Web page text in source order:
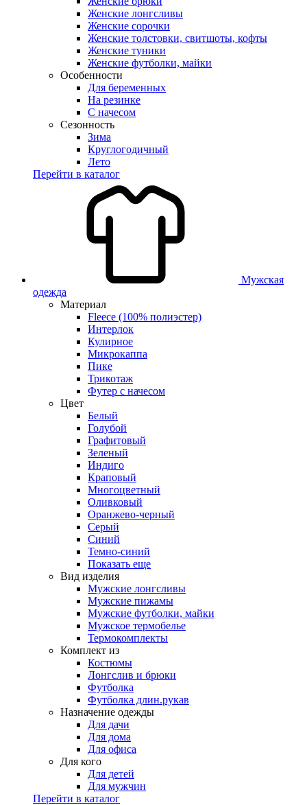
Женские лонгсливы
Женские сорочки
Женские толстовки, свитшоты, кофты
Женские туники
Женские футболки, майки
Особенности
Для беременных
На резинке
С начесом
Сезонность
Зима
Круглогодичный
Лето
Перейти в каталог
Мужская
одежда
Материал
Fleece (100% полиэстер)
Интерлок
Кулирное
Микрокаппа
Пике
Трикотаж
Футер с начесом
Цвет
Белый
Голубой
Графитовый
Зеленый
Индиго
Краповый
Многоцветный
Оливковый
Оранжево-черный
Серый
Синий
Темно-синий
Показать еще
Вид изделия
Мужские лонгсливы
Мужские пижамы
Мужские футболки, майки
Мужское термобелье
Термокомплекты
Комплект из
Костюмы
Лонгслив и брюки
Футболка
Футболка длин.рукав
Назначение одежды
Для дачи
Для дома
Для офиса
Для кого
Для детей
Для мужчин
Перейти в каталог